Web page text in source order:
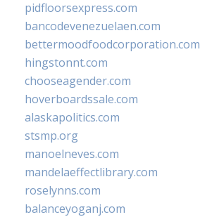
pidfloorsexpress.com
bancodevenezuelaen.com
bettermoodfoodcorporation.com
hingstonnt.com
chooseagender.com
hoverboardssale.com
alaskapolitics.com
stsmp.org
manoelneves.com
mandelaeffectlibrary.com
roselynns.com
balanceyoganj.com